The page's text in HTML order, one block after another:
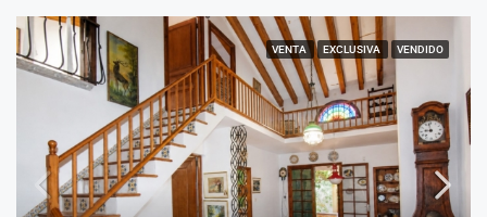
VENTA EXCLUSIVA VENDIDO